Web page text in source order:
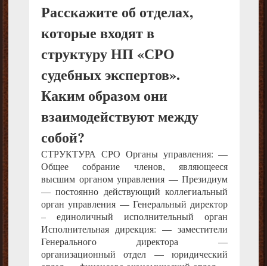
Расскажите об отделах,
которые входят в
структуру НП «СРО
судебных экспертов».
Каким образом они
взаимодействуют между
собой?
СТРУКТУРА СРО Органы управления: —
Общее собрание членов, являющееся
высшим органом управления — Президиум
— постоянно действующий коллегиальный
орган управления — Генеральный директор
– единоличный исполнительный орган
Исполнительная дирекция: — заместители
Генерального директора —
организационный отдел — юридический